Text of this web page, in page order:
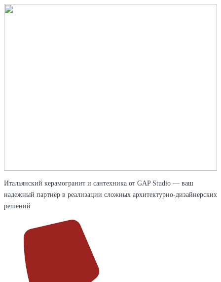
Итальянский керамогранит и сантехника от GAP Studio — ваш
надежный партнёр в реализации сложных архитектурно-дизайнерских
решений